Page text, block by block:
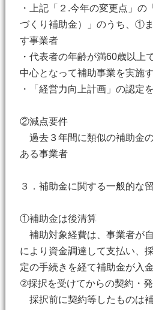
・上記「２.今年の変更点」の
づくり補助金）」のうち、①
す事業者
・代表者の年齢が満60歳以上
中心となって補助事業を実施
・「経営力向上計画」の認定
②減点要件
過去３年間に類似の補助金
ある事業者
３．補助金に関する一般的な
①補助金は後清算
補助対象経費は、事業者が
により資金調達して支払い、
定の手続きを経て補助金が入
②採択を受けてからの契約・
採択前に契約等したものは補